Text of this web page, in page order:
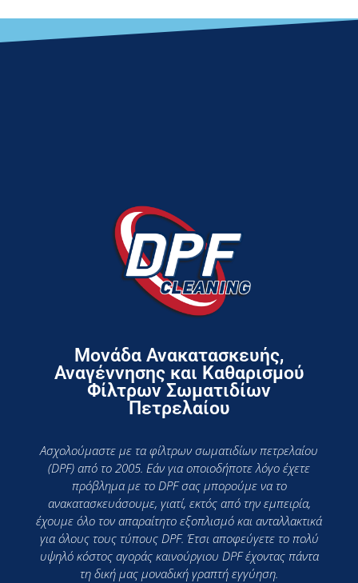
Μονάδα Ανακατασκευής,
Αναγέννησης και Καθαρισμού
Φίλτρων Σωματιδίων
Πετρελαίου
Ασχολούμαστε με τα φίλτρων σωματιδίων πετρελαίου
(DPF) από το 2005. Εάν για οποιοδήποτε λόγο έχετε
πρόβλημα με το DPF σας μπορούμε να το
ανακατασκευάσουμε, γιατί, εκτός από την εμπειρία,
έχουμε όλο τον απαραίτητο εξοπλισμό και ανταλλακτικά
για όλους τους τύπους DPF. Έτσι αποφεύγετε το πολύ
υψηλό κόστος αγοράς καινούργιου DPF έχοντας πάντα
τη δική μας μοναδική γραπτή εγγύηση.